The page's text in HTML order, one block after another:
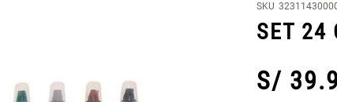
SKU
SET 24
S/ 39.
Platos